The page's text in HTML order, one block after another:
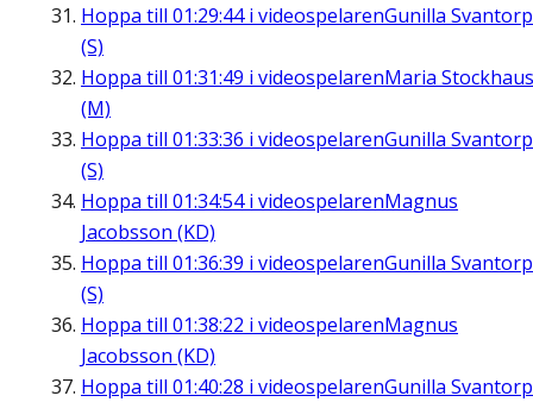
Hoppa till 01:29:44i videospelarenGunilla Svantorp
(S)
Hoppa till 01:31:49 i videospelarenMaria Stockhaus
(M)
Hoppa till 01:33:36 i videospelarenGunilla Svantorp
(S)
Hoppa till 01:34:54i videospelarenMagnus
Jacobsson (KD)
Hoppa till 01:36:39 i videospelarenGunilla Svantorp
(S)
Hoppa till 01:38:22 i videospelarenMagnus
Jacobsson (KD)
Hoppa till 01:40:28 i videospelarenGunilla Svantorp